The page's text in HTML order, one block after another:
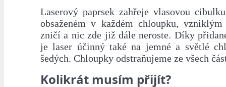
Laserový paprsek zahřeje vlasovou
obsaženém v každém chloupku,
zničí a nic zde již dále neroste. Díky
je laser účinný také na jemné a světlé
šedých. Chloupky odstraňujeme ze všech
Kolikrát musím přijít?